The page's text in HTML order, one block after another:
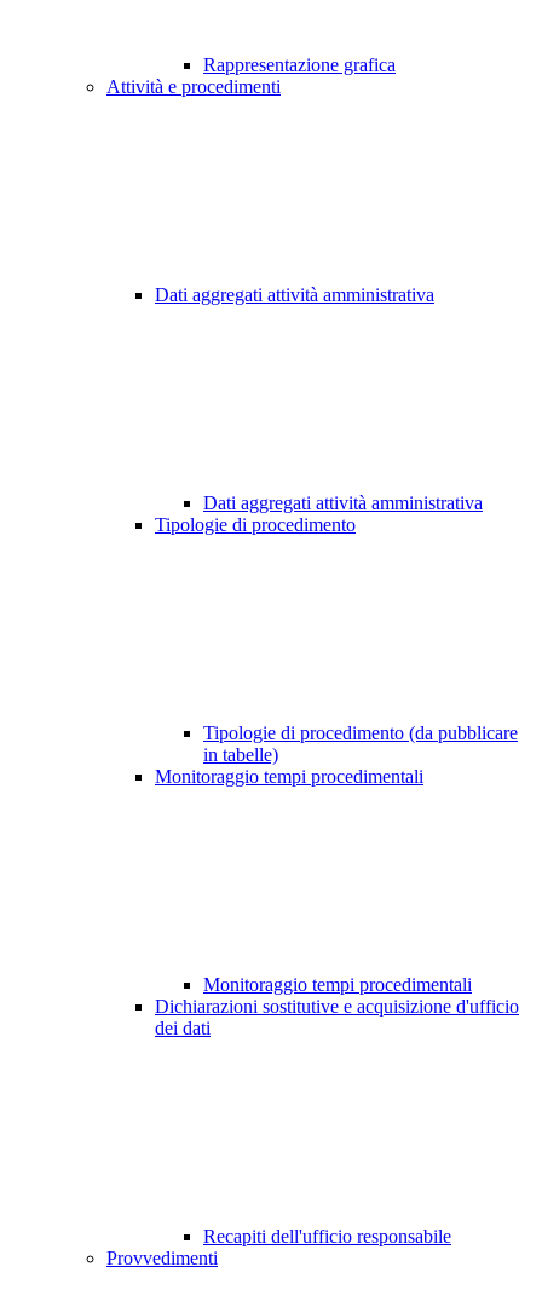
Rappresentazione grafica
Attività e procedimenti
Dati aggregati attività amministrativa
Dati aggregati attività amministrativa
Tipologie di procedimento
Tipologie di procedimento (da pubblicare
in tabelle)
Monitoraggio tempi procedimentali
Monitoraggio tempi procedimentali
Dichiarazioni sostitutive e acquisizione d'ufficio
dei dati
Recapiti dell'ufficio responsabile
Provvedimenti